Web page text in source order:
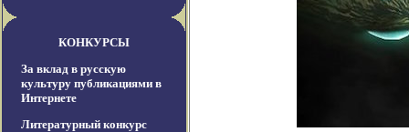
КОНКУРСЫ
За вклад в русскую
культуру публикациями в
Интернете
Литературный конкурс